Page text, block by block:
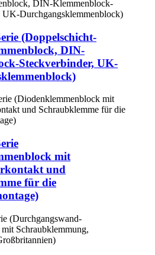
(Doppelschicht-
DIN-
Steckverbinder, UK-
mit
und
für die